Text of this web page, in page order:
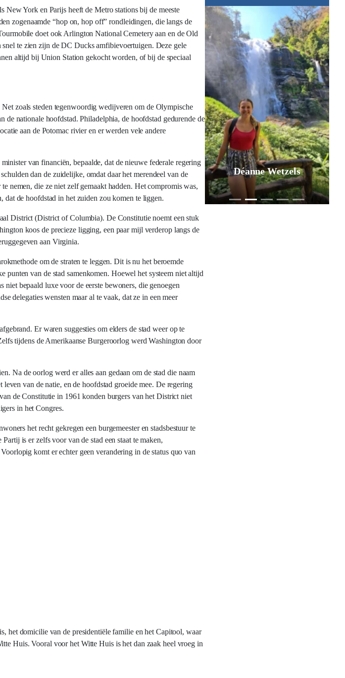
Jurgen Pol
New York en Parijs heeft de Metro stations bij de meeste
zogenaamde “hop on, hop off” rondleidingen, die langs de
doet ook Arlington National Cemetery aan en de Old
te zien zijn de DC Ducks amfibievoertuigen. Deze gele
altijd bij Union Station gekocht worden, of bij de speciaal
zoals steden tegenwoordig wedijveren om de Olympische
de nationale hoofdstad. Philadelphia, de hoofdstad gedurende de
aan de Potomac rivier en er werden vele andere
van financiën, bepaalde, dat de nieuwe federale regering
dan de zuidelijke, omdat daar het merendeel van de
nemen, die ze niet zelf gemaakt hadden. Het compromis was,
dat de hoofdstad in het zuiden zou komen te liggen.
District (District of Columbia). De Constitutie noemt een stuk
koos de precieze ligging, een paar mijl verderop langs de
aan Virginia.
om de straten te leggen. Dit is nu het beroemde
punten van de stad samenkomen. Hoewel het systeem niet altijd
bepaald luxe voor de eerste bewoners, die genoegen
delegaties wensten maar al te vaak, dat ze in een meer
Er waren suggesties om elders de stad weer op te
tijdens de Amerikaanse Burgeroorlog werd Washington door
Na de oorlog werd er alles aan gedaan om de stad die naam
van de natie, en de hoofdstad groeide mee. De regering
de Constitutie in 1961 konden burgers van het District niet
in het Congres.
het recht gekregen een burgemeester en stadsbestuur te
is er zelfs voor van de stad een staat te maken,
komt er echter geen verandering in de status quo van
het domicilie van de presidentiële familie en het Capitool, waar
Huis. Vooral voor het Witte Huis is het dan zaak heel vroeg in